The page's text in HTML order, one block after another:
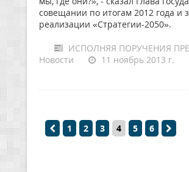
совещании по итогам 2012 года и
реализации «Стратегии-2050».
ИСПОЛНЯЯ ПОРУЧЕНИЯ
Новости
11 ноябрь 2013 г.
1 2 3 4 5 6